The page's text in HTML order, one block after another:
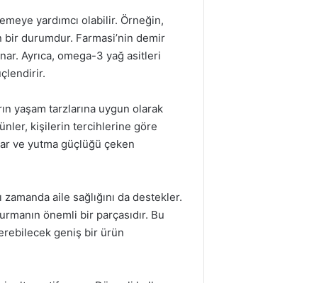
yardımcı olabilir. Örneğin,
durumdur. Farmasi’nin demir
Ayrıca, omega-3 yağ asitleri
yaşam tarzlarına uygun olarak
kişilerin tercihlerine göre
ve yutma güçlüğü çeken
aile sağlığını da destekler.
önemli bir parçasıdır. Bu
geniş bir ürün